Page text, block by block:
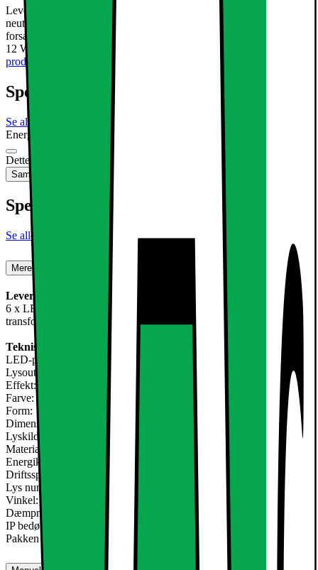
Leveringsomfang: 6 x LED panel overflademonteret lampe 12W
neutral hvid + transformer Teknisk information : LED-panel /
forsænket projektører omkring 12W: Lysoutput: 672 lumens Effekt:
12 W Farve: neutral hvid 4000K Form: Dimensioner
produktet
Specifikationer
Se alle specifikationer
Energimærkning
Produktdatablad
Dette produkt er ikke tilgængeligt
Sammenlign
Specifikationer
Se alle specifikationer
Mere om produktet
Leveringsomfang:
6 x LED panel overflademonteret lampe 12W neutral hvid +
transformer
Teknisk information :
LED-panel / forsænket projektører omkring 12W:
Lysoutput: 672 lumens
Effekt: 12 W
Farve: neutral hvid 4000K
Form:
Dimensioner på lampen: Ø 170 mm
Lyskilde: SMD 2835
Materiale: Aluminium + akryl
Energiklasse: A
Driftsspænding: AC 220-240 Volt
Lys nummer: 60 x SMD2835
Vinkel: 160 °
Dæmpning: ikke dæmpes
IP bedømmelse: IP53
Pakken inkluderer: Panel + transformer